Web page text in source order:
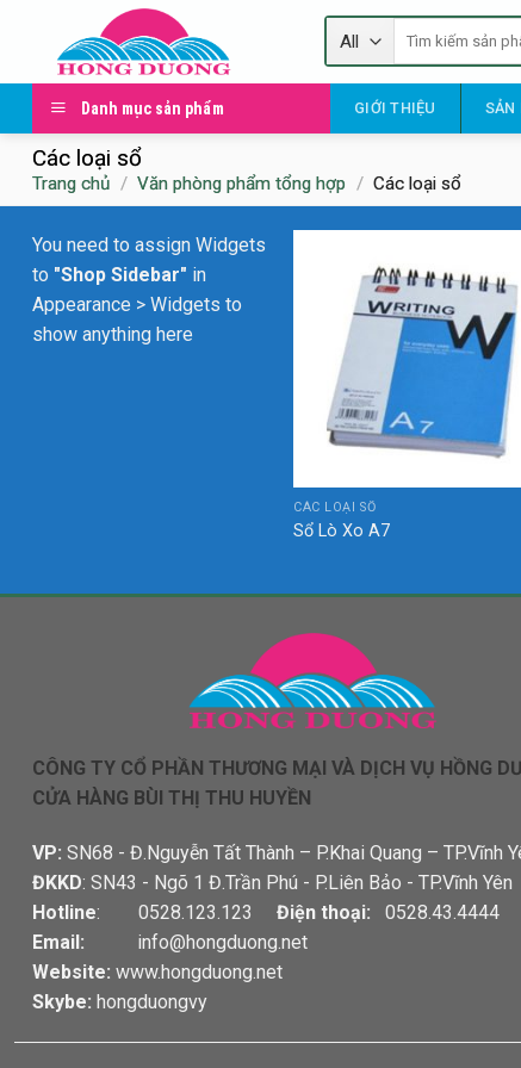
content
Tìm
Danh mục sản phẩm GIỚI THIỆU SẢN
Các loại sổ
Trang chủ / Văn phòng phẩm tổng hợp / Các loại sổ
You need to assign Widgets
to "Shop Sidebar" in
Appearance > Widgets to
show anything here
CÁC LOẠI SỔ
Sổ Lò Xo A7
CÔNG TY CỔ PHẦN THƯƠNG MẠI VÀ DỊCH VỤ HỒNG
CỬA HÀNG BÙI THỊ THU HUYỀN
VP: SN68 - Đ.Nguyễn Tất Thành – P.Khai Quang – TP.Vĩnh
ĐKKD: SN43 - Ngõ 1 Đ.Trần Phú - P.Liên Bảo - TP.Vĩnh Yên
Hotline: 0528.123.123 Điện thoại: 0528.43.4444
Email:
info@hongduong.net
Website: www.hongduong.net
Skybe: hongduongvy